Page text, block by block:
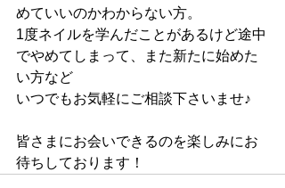
めていいのかわからない方。
1度ネイルを学んだことがあるけど途中
でやめてしまって、また新たに始めた
い方など
いつでもお気軽にご相談下さいませ♪
皆さまにお会いできるのを楽しみにお
待ちしております！